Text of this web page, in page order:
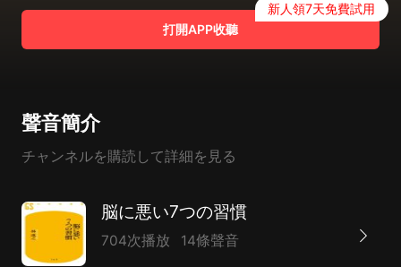
打開APP收聽
新人領7天免費試用
聲音簡介
チャンネルを購読して詳細を見る
脳に悪い7つの習慣
704次播放 14條聲音